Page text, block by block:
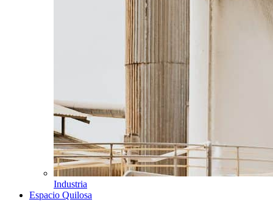
Industria
Espacio Quilosa